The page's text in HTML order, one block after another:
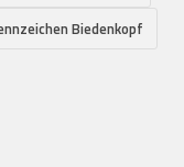
Biedenkopf